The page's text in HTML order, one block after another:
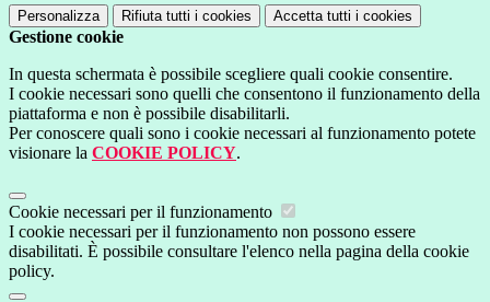
Personalizza Rifiuta tutti i cookies Accetta tutti i cookies
Gestione cookie
In questa schermata è possibile scegliere quali cookie consentire.
I cookie necessari sono quelli che consentono il funzionamento della
piattaforma e non è possibile disabilitarli.
Per conoscere quali sono i cookie necessari al funzionamento potete
visionare la COOKIE POLICY.
Cookie necessari per il funzionamento
I cookie necessari per il funzionamento non possono essere
disabilitati. È possibile consultare l'elenco nella pagina della cookie
policy.